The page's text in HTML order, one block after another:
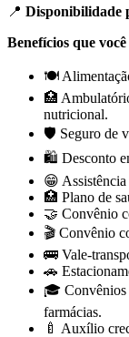
📍 Disponibilidade
Benefícios que
🍽️
🏥
nutricional.
🛡️ Seguro de
🛍️ Desconto
😁
🏥 Plano de
🤝 Convênio
🎬 Convênio
🚌 Vale-
🚗
🎓 Convênios
farmácias.
🍼 Auxílio